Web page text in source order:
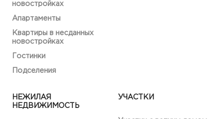
новостройках
Апартаменты
Квартиры в несданных
новостройках
Гостинки
Подселения
НЕЖИЛАЯ
НЕДВИЖИМОСТЬ
УЧАСТКИ